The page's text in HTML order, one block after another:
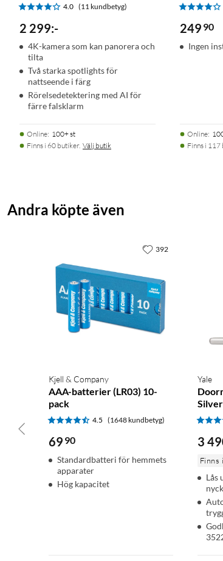
4.0 (11 kundbetyg)
2 299:-
4K-kamera som kan panorera och
tilta
Två starka spotlights för
nattseende i färg
Rörelsedetektering med AI för
färre falsklarm
Online: 100+ st
Finns i 60 butiker. Välj butik
249 90
Ingen
Online:
Finns i 117
Andra köpte även
Kjell & Company
AAA-batterier (LR03) 10-
pack
4.5 (1648 kundbetyg)
69 90
Standardbatteri för hemmets
apparater
Hög kapacitet
392
Yale
Silver
3
Finns
Lås